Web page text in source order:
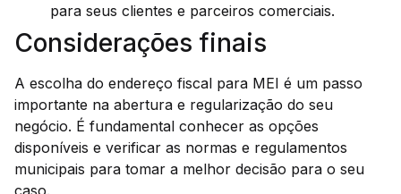
para seus clientes e parceiros comerciais.
Considerações finais
A escolha do endereço fiscal para MEI é um passo
importante na abertura e regularização do seu
negócio. É fundamental conhecer as opções
disponíveis e verificar as normas e regulamentos
municipais para tomar a melhor decisão para o seu
caso.